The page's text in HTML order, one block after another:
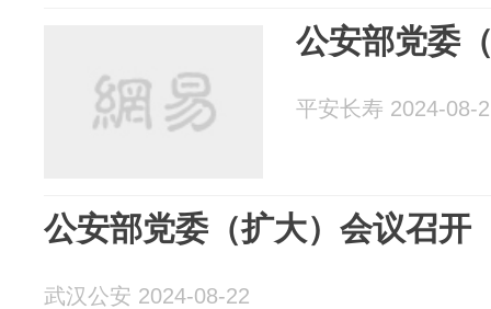
公安部党委
平安长寿 2024-08-
公安部党委（扩大）会议召开
武汉公安 2024-08-22